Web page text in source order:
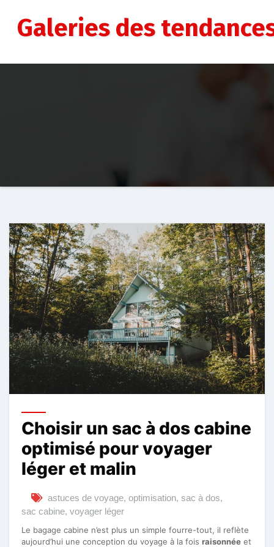
contenuGaleries des
Choisir un sac à dos cabine
optimisé pour voyager
léger et malin
astuces de voyage, optimisation, sac à dos,
sac cabine, voyager léger
Le bagage cabine n’est plus un simple fourre-tout, il reflète
aujourd’hui une conception du voyage à la fois raisonnée et